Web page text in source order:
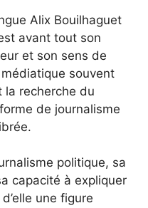
Alix Bouilhaguet
avant tout son
et son sens de
médiatique souvent
la recherche du
de journalisme
politique, sa
capacité à expliquer
une figure